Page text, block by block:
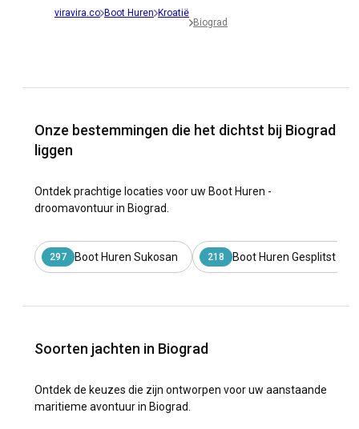
viravira.co Boot Huren Kroatië
Biograd
Onze bestemmingen die het dichtst bij Biograd
liggen
Ontdek prachtige locaties voor uw Boot Huren -
droomavontuur in Biograd.
297 Boot Huren Sukosan 218 Boot Huren Gesplitst
Soorten jachten in Biograd
Ontdek de keuzes die zijn ontworpen voor uw aanstaande
maritieme avontuur in Biograd.